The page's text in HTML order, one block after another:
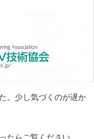
。少し気づくのが遅か
たらご覧ください。